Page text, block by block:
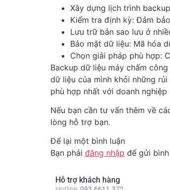
Xây dựng lịch trình
Kiểm tra định kỳ: Đảm
Lưu trữ bản sao lưu ở
Bảo mật dữ liệu: Mã hóa
Chọn giải pháp phù hợp:
Backup dữ liệu máy chấm
dữ liệu của mình khỏi những
phù hợp nhất với doanh
Nếu bạn cần tư vấn thêm về
lòng hỗ trợ bạn.
Để lại một bình luận
Bạn phải đăng nhập để gửi bình
Hỗ trợ khách hàng